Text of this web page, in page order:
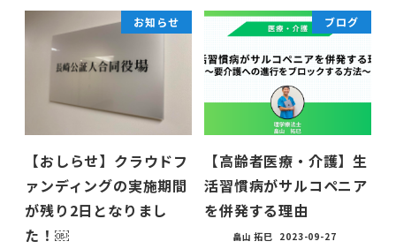
お知らせ
【おしらせ】クラウドフ
ァンディングの実施期間
が残り2日となりまし
た！￼
ブログ
【高齢者医療・介護】生
活習慣病がサルコペニア
を併発する理由
畠山 拓巳 2023-09-27